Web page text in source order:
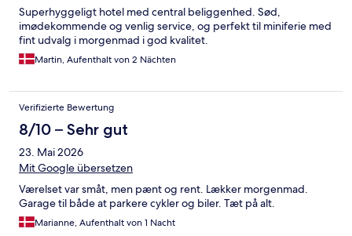
Superhyggeligt hotel med central beliggenhed. Sød,
imødekommende og venlig service, og perfekt til miniferie med
fint udvalg i morgenmad i god kvalitet.
Martin, Aufenthalt von 2 Nächten
Verifizierte Bewertung
8/10 – Sehr gut
23. Mai 2026
Mit Google übersetzen
Værelset var småt, men pænt og rent. Lækker morgenmad.
Garage til både at parkere cykler og biler. Tæt på alt.
Marianne, Aufenthalt von 1 Nacht